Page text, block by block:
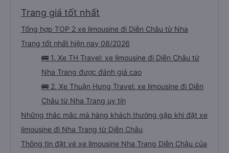
Trang giá tốt nhất
Tổng hợp TOP 2 xe limousine đi Diễn Châu từ Nha
Trang tốt nhất hiện nay 08/2026
🚌 1. Xe TH Travel: xe limousine đi Diễn Châu từ
Nha Trang được đánh giá cao
🚌 2. Xe Thuận Hưng Travel: xe limousine đi Diễn
Châu từ Nha Trang uy tín
Những thắc mắc mà hàng khách thường gặp khi đặt xe
limousine đi Nha Trang từ Diễn Châu
Thông tin đặt vé xe limousine Nha Trang Diễn Châu của